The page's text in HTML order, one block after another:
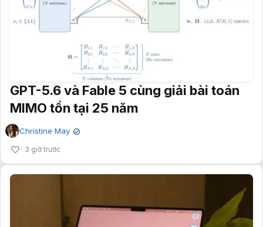
GPT-5.6 và Fable 5 cùng giải bài toán
MIMO tồn tại 25 năm
Christine May ✔
3 giờ trước